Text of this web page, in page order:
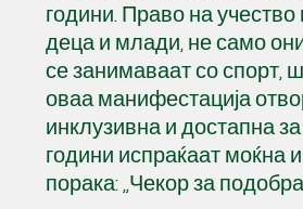
години. Право на
деца и млади, не само
се занимаваат со спорт,
оваа манифестација
инклузивна и достапна
години испраќаат моќна
порака: „Чекор за